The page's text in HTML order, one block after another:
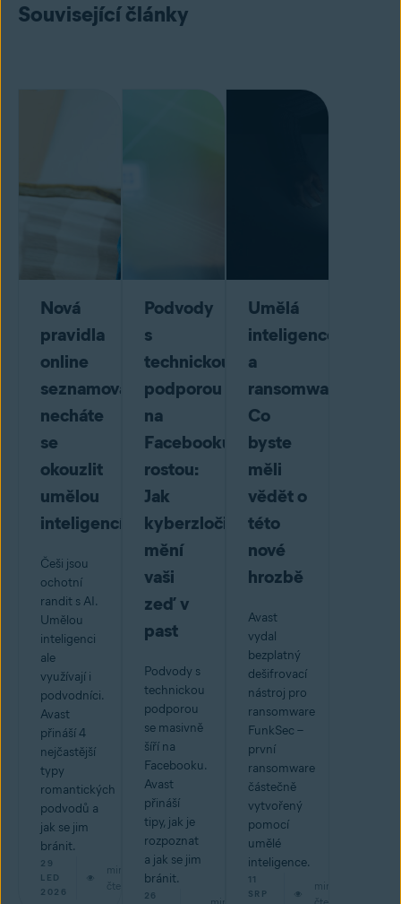
Související články
Nová
pravidla
online
seznamování:
necháte
se
okouzlit
umělou
inteligencí?
Češi jsou
ochotní
randit s AI.
Umělou
inteligenci
ale
využívají i
podvodníci.
Avast
přináší 4
nejčastější
typy
romantických
podvodů a
jak se jim
bránit.
29
LED
2026
min
čtení
Podvody
s
technickou
podporou
na
Facebooku
rostou:
Jak
kyberzločinci
mění
vaši
zeď v
past
Podvody s
technickou
podporou
se masivně
šíří na
Facebooku.
Avast
přináší
tipy, jak je
rozpoznat
a jak se jim
bránit.
26
Umělá
inteligence
a
ransomware:
Co
byste
měli
vědět o
této
nové
hrozbě
Avast
vydal
bezplatný
dešifrovací
nástroj pro
ransomware
FunkSec –
první
ransomware
částečně
vytvořený
pomocí
umělé
inteligence.
11
SRP
min